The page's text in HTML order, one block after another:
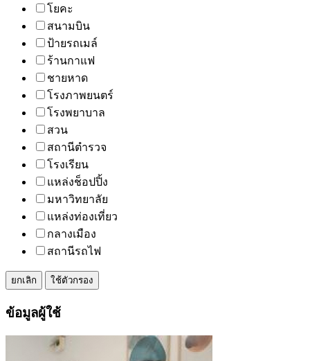
โยคะ
สนามบิน
ป้ายรถเมล์
ร้านกาแฟ
ชายหาด
โรงภาพยนตร์
โรงพยาบาล
สวน
สถานีตำรวจ
โรงเรียน
แหล่งช็อปปิ้ง
มหาวิทยาลัย
แหล่งท่องเที่ยว
กลางเมือง
สถานีรถไฟ
ยกเลิก ใช้ตัวกรอง
ข้อมูลผู้ใช้